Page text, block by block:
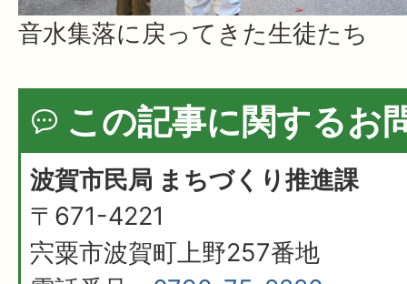
音水集落に戻ってきた生徒たち
この記事に関するお
波賀市民局 まちづくり推進課
〒671-4221
宍粟市波賀町上野257番地